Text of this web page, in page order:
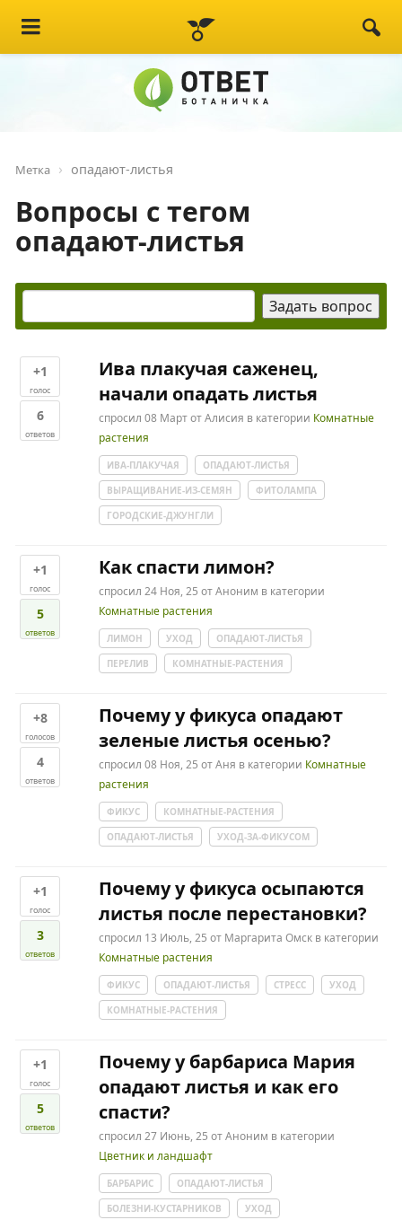
Метка опадают-листья
Вопросы с тегом
опадают-листья
+1
голос
6
ответов
Ива плакучая саженец,
начали опадать листья
спросил 08 МартотАлисия в категории Комнатные
растения
ИВА-ПЛАКУЧАЯ
ОПАДАЮТ-ЛИСТЬЯ
ВЫРАЩИВАНИЕ-ИЗ-СЕМЯН
ФИТОЛАМПА
ГОРОДСКИЕ-ДЖУНГЛИ
+1
голос
5
ответов
Как спасти лимон?
спросил 24 Ноя, 25 отАноним в категории
Комнатные растения
ЛИМОН УХОД
ОПАДАЮТ-ЛИСТЬЯ
ПЕРЕЛИВ
КОМНАТНЫЕ-РАСТЕНИЯ
+8
голосов
4
ответов
Почему у фикуса опадают
зеленые листья осенью?
спросил 08 Ноя, 25 отАня в категории Комнатные
растения
ФИКУС
КОМНАТНЫЕ-РАСТЕНИЯ
ОПАДАЮТ-ЛИСТЬЯ
УХОД-ЗА-ФИКУСОМ
+1
голос
3
ответов
Почему у фикуса осыпаются
листья после перестановки?
спросил 13 Июль, 25 от Маргарита Омск в категории
Комнатные растения
ФИКУС ОПАДАЮТ-ЛИСТЬЯ СТРЕСС
УХОД
КОМНАТНЫЕ-РАСТЕНИЯ
+1
голос
5
ответов
Почему у барбариса Мария
опадают листья и как его
спасти?
спросил 27 Июнь, 25 отАноним в категории
Цветник и ландшафт
БАРБАРИС
ОПАДАЮТ-ЛИСТЬЯ
БОЛЕЗНИ-КУСТАРНИКОВ
УХОД